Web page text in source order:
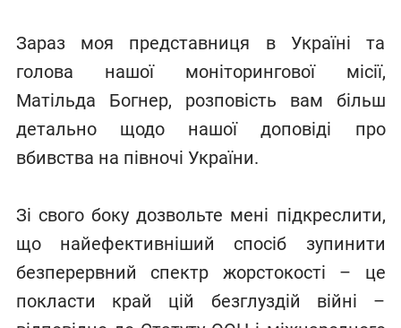
Зараз моя представниця в Україні та
голова нашої моніторингової місії,
Матільда Богнер, розповість вам більш
детально щодо нашої доповіді про
вбивства на півночі України.
Зі свого боку дозвольте мені підкреслити,
що найефективніший спосіб зупинити
безперервний спектр жорстокості – це
покласти край цій безглуздій війні –